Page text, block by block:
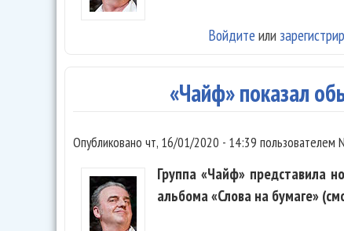
Войдите или
«Чайф» показал
Опубликовано чт, 16/01/2020 - 14:39 пользователем
Группа «Чайф» представила
альбома «Слова на бумаге»